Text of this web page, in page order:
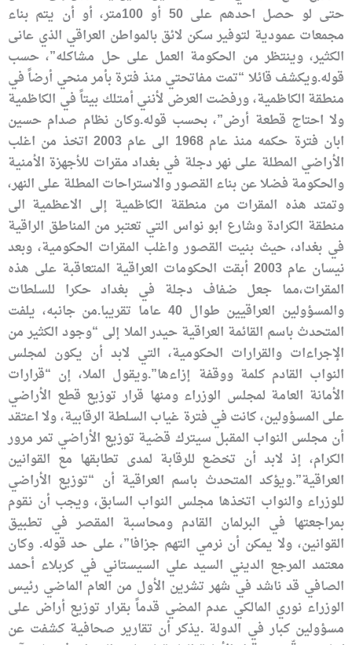
حتى لو حصل احدهم على 50 أو 100متر، أو أن يتم بناء
مجمعات عمودية لتوفير سكن لائق بالمواطن العراقي الذي عانى
الكثير، وينتظر من الحكومة العمل على حل مشاكله”، حسب
قوله.ويكشف قائلا “تمت مفاتحتي منذ فترة بأمر منحي أرضاً في
منطقة الكاظمية، ورفضت العرض لأنني أمتلك بيتاً في الكاظمية
ولا احتاج قطعة أرض”، بحسب قوله.وكان نظام صدام حسين
ابان فترة حكمه منذ عام 1968 الى عام 2003 اتخذ من اغلب
الأراضي المطلة على نهر دجلة في بغداد مقرات للأجهزة الأمنية
والحكومة فضلا عن بناء القصور والاستراحات المطلة على النهر،
وتمتد هذه المقرات من منطقة الكاظمية إلى الاعظمية الى
منطقة الكرادة وشارع ابو نواس التي تعتبر من المناطق الراقية
في بغداد، حيث بنيت القصور واغلب المقرات الحكومية، وبعد
نيسان عام 2003 أبقت الحكومات العراقية المتعاقبة على هذه
المقرات،مما جعل ضفاف دجلة في بغداد حكرا للسلطات
والمسؤولين العراقيين طوال 40 عاما تقريبا.من جانبه، يلفت
المتحدث باسم القائمة العراقية حيدر الملا إلى “وجود الكثير من
الإجراءات والقرارات الحكومية، التي لابد أن يكون لمجلس
النواب القادم كلمة ووقفة إزاءها”.ويقول الملا، إن “قرارات
الأمانة العامة لمجلس الوزراء ومنها قرار توزيع قطع الأراضي
على المسؤولين، كانت في فترة غياب السلطة الرقابية، ولا اعتقد
أن مجلس النواب المقبل سيترك قضية توزيع الأراضي تمر مرور
الكرام، إذ لابد أن تخضع للرقابة لمدى تطابقها مع القوانين
العراقية”.ويؤكد المتحدث باسم العراقية أن “توزيع الأراضي
للوزراء والنواب اتخذها مجلس النواب السابق، ويجب أن نقوم
بمراجعتها في البرلمان القادم ومحاسبة المقصر في تطبيق
القوانين، ولا يمكن أن نرمي التهم جزافا”، على حد قوله. وكان
معتمد المرجع الديني السيد علي السيستاني في كربلاء أحمد
الصافي قد ناشد في شهر تشرين الأول من العام الماضي رئيس
الوزراء نوري المالكي عدم المضي قدماً بقرار توزيع أراض على
مسؤولين كبار في الدولة .يذكر أن تقارير صحافية كشفت عن